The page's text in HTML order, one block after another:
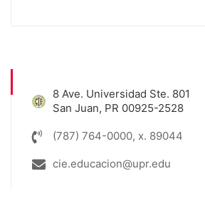
8 Ave. Universidad Ste. 801
San Juan, PR 00925-2528
(787) 764-0000, x. 89044
cie.educacion@upr.edu